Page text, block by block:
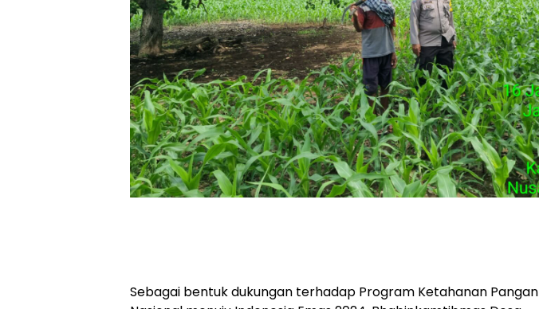
Sebagai bentuk dukungan terhadap Program Ketahanan Pangan